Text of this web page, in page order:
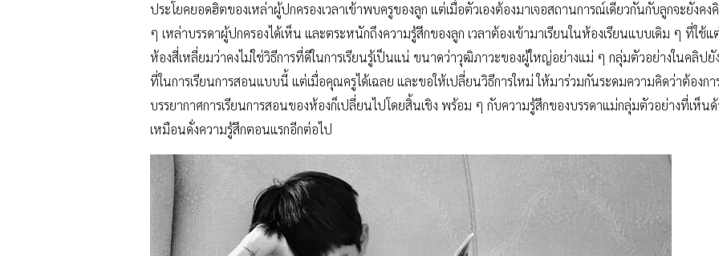
ประโยคยอดฮิตของเหล่าผู้ปกครองเวลาเข้าพบครูของลูก แต่เมื่อตัวเองต้องมาเจอสถานการณ์เดียวกันกับลูกจะยัง
ๆ เหล่าบรรดาผู้ปกครองได้เห็น และตระหนักถึงความรู้สึกของลูก เวลาต้องเข้ามาเรียนในห้องเรียนแบบเดิม ๆ ที่ใช้
ห้องสี่เหลี่ยมว่าคงไม่ใช่วิธีการที่ดีในการเรียนรู้เป็นแน่ ขนาดว่าวุฒิภาวะของผู้ใหญ่อย่างแม่ ๆ กลุ่มตัวอย่างในคลิปยัง
ที่ในการเรียนการสอนแบบนี้ แต่เมื่อคุณครูได้เฉลย และขอให้เปลี่ยนวิธีการใหม่ ให้มาร่วมกันระดมความคิดว่าต้อง
บรรยากาศการเรียนการสอนของห้องก็เปลี่ยนไปโดยสิ้นเชิง พร้อม ๆ กับความรู้สึกของบรรดาแม่กลุ่มตัวอย่างที่เห็น
เหมือนดั่งความรู้สึกตอนแรกอีกต่อไป